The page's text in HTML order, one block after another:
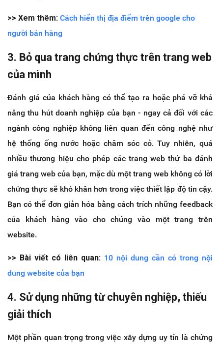
>> Xem thêm: Cách hiển thị địa điểm trên google cho
người bán hàng
3. Bỏ qua trang chứng thực trên trang web
của mình
Đánh giá của khách hàng có thể tạo ra hoặc phá vỡ khả
năng thu hút doanh nghiệp của bạn - ngay cả đối với các
ngành công nghiệp không liên quan đến công nghệ như
hệ thống ống nước hoặc chăm sóc cỏ. Tuy nhiên, quá
nhiều thương hiệu cho phép các trang web thứ ba đánh
giá trang web của bạn, mặc dù một trang web không có lời
chứng thực sẽ khó khăn hơn trong việc thiết lập độ tin cậy.
Bạn có thể đơn giản hóa bằng cách trích những feedback
của khách hàng vào cho chúng vào một trang trên
website.
>> Bài viết có liên quan: 10 nội dung cần có trong nội
dung website của bạn
4. Sử dụng những từ chuyên nghiệp, thiếu
giải thích
Một phần quan trọng trong việc xây dựng uy tín là chứng